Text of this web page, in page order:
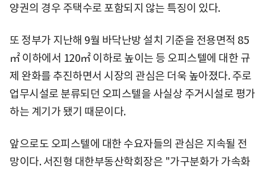
양권의 경우 주택수로 포함되지 않는 특징이 있다.
또 정부가 지난해 9월 바닥난방 설치 기준을 전용면적 85
㎡ 이하에서 120㎡ 이하로 높이는 등 오피스텔에 대한 규
제 완화를 추진하면서 시장의 관심은 더욱 높아졌다. 주로
업무시설로 분류되던 오피스텔을 사실상 주거시설로 평가
하는 계기가 됐기 때문이다.
앞으로도 오피스텔에 대한 수요자들의 관심은 지속될 전
망이다. 서진형 대한부동산학회장은 "가구분화가 가속화